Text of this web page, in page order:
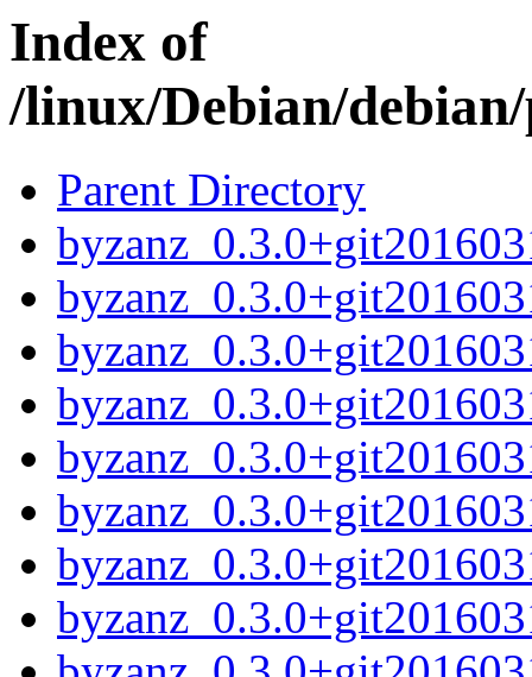
Index of
/linux/Debian/
Parent Directory